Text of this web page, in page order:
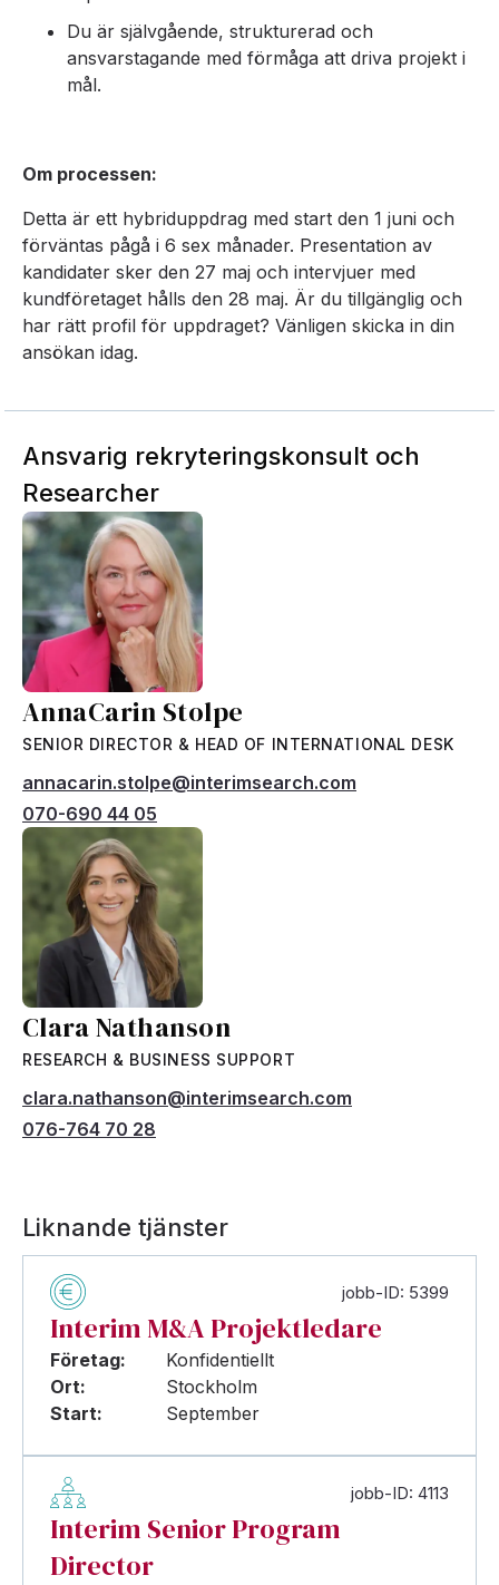
Du är självgående, strukturerad och
ansvarstagande med förmåga att driva projekt i
mål.
Om processen:
Detta är ett hybriduppdrag med start den 1 juni och
förväntas pågå i 6 sex månader. Presentation av
kandidater sker den 27 maj och intervjuer med
kundföretaget hålls den 28 maj. Är du tillgänglig och
har rätt profil för uppdraget? Vänligen skicka in din
ansökan idag.
Ansvarig rekryteringskonsult och
Researcher
AnnaCarin Stolpe
SENIOR DIRECTOR & HEAD OF INTERNATIONAL DESK
annacarin.stolpe@interimsearch.com
070-690 44 05
Clara Nathanson
RESEARCH & BUSINESS SUPPORT
clara.nathanson@interimsearch.com
076-764 70 28
Liknande tjänster
jobb-ID: 5399
Interim M&A Projektledare
Företag:
Konfidentiellt
Ort:
Stockholm
Start:
September
jobb-ID: 4113
Interim Senior Program
Director